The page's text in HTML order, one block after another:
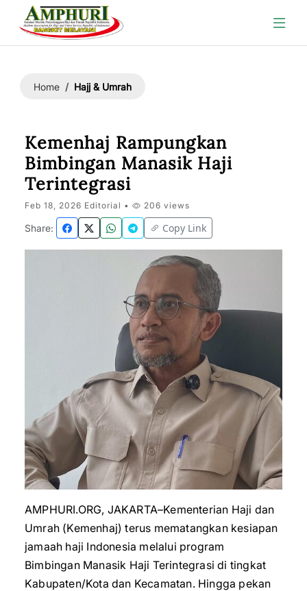
Home Hajj & Umrah
Kemenhaj Rampungkan
Bimbingan Manasik Haji
Terintegrasi
Feb 18, 2026 Editorial • 206 views
Share: Copy Link
AMPHURI.ORG, JAKARTA–Kementerian Haji dan
Umrah (Kemenhaj) terus mematangkan kesiapan
jamaah haji Indonesia melalui program
Bimbingan Manasik Haji Terintegrasi di tingkat
Kabupaten/Kota dan Kecamatan. Hingga pekan